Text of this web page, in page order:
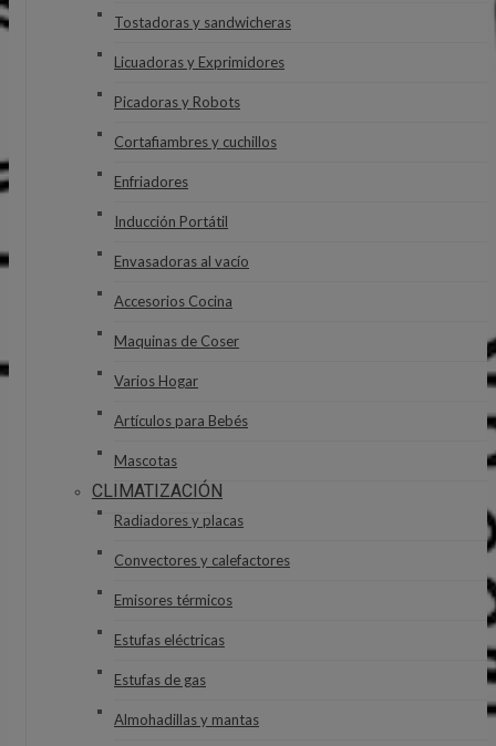
Tostadoras y sandwicheras
Licuadoras y Exprimidores
Picadoras y Robots
Cortafiambres y cuchillos
Enfriadores
Inducción Portátil
Envasadoras al vacío
Accesorios Cocina
Maquinas de Coser
Varios Hogar
Artículos para Bebés
Mascotas
CLIMATIZACIÓN
Radiadores y placas
Convectores y calefactores
Emisores térmicos
Estufas eléctricas
Estufas de gas
Almohadillas y mantas